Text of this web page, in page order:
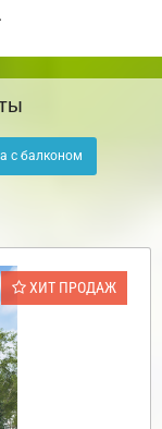
с балконом
ХИТ ПРОДАЖ